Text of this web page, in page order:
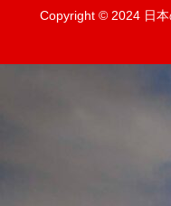
Copyright © 2024 日